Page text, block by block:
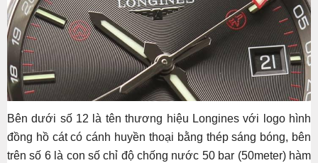
Bên dưới số 12 là tên thương hiệu Longines với logo hình
đồng hồ cát có cánh huyền thoại bằng thép sáng bóng, bên
trên số 6 là con số chỉ độ chống nước 50 bar (50meter) hàm